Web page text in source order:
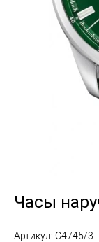
Часы
Артикул: C4745/3